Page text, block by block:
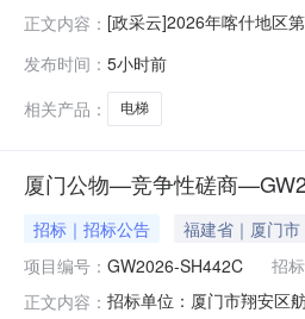
正文内容： [政采云]2026年喀什地区
式：公开招标预算金额（
发布时间： 5小时前
相关产品：
电梯
厦门公物—竞争性磋商
招标｜招标公告 福建省｜厦门市
项目编号： GW2026-SH442C 招
正文内容： 招标单位：厦门市翔安区